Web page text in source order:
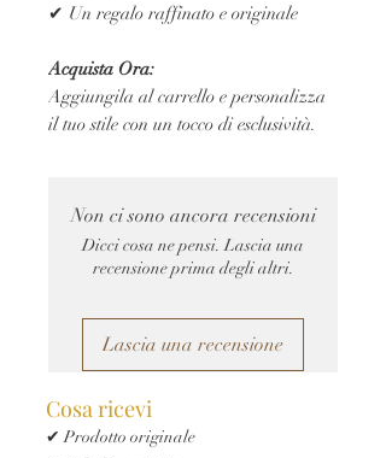
✔ Un regalo raffinato e originale
Acquista Ora:
Aggiungila al carrello e personalizza
il tuo stile con un tocco di esclusività.
Non ci sono ancora recensioni
Dicci cosa ne pensi. Lascia una
recensione prima degli altri.
Lascia una recensione
Cosa ricevi
✔ Prodotto originale